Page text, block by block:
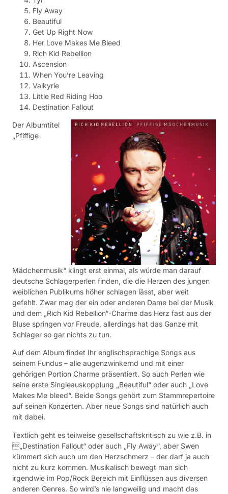
Fly Away
Beautiful
Get Up Right Now
Her Love Makes Me Bleed
Rich Kid Rebellion
Ascension
When You’re Leaving
Valkyrie
Little Red Riding Hoo
Destination Fallout
Der Albumtitel
„Pfiffige
Mädchenmusik“ klingt erst einmal, als würde man darauf
deutsche Schlagerperlen finden, die die Herzen des jungen
weiblichen Publikums höher schlagen lässt, aber weit
gefehlt. Zwar mag der ein oder anderen Dame bei der Musik
und dem „Rich Kid Rebellion“-Charme das Herz fast aus der
Bluse springen vor Freude, allerdings hat das Ganze mit
Schlager so gar nichts zu tun.
Auf dem Album findet Ihr englischsprachige Songs aus
seinem Fundus – alle augenzwinkernd und mit einer
gehörigen Portion Charme präsentiert. So auch Perlen wie
seine erste Singleauskopplung „Beautiful“ oder auch „Love
Makes Me bleed“. Beide Songs gehört zum Stammrepertoire
auf seinen Konzerten. Aber neue Songs sind natürlich auch
mit dabei.
Textlich geht es teilweise gesellschaftskritisch zu wie z.B. in
„Destination Fallout“ oder auch „Fly Away“, aber Swen
kümmert sich auch um den Herzschmerz – der darf ja auch
nicht zu kurz kommen. Musikalisch bewegt man sich
irgendwie im Pop/Rock Bereich mit Einflüssen aus diversen
anderen Genres. So wird’s nie langweilig und macht das